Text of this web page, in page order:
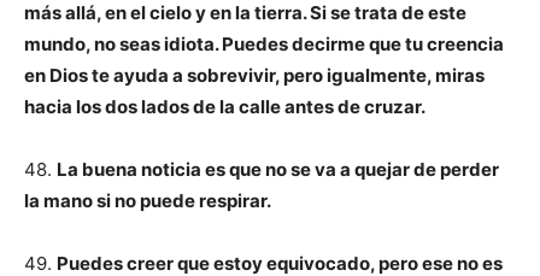
más allá, en el cielo y en la tierra. Si se trata de este
mundo, no seas idiota. Puedes decirme que tu creencia
en Dios te ayuda a sobrevivir, pero igualmente, miras
hacia los dos lados de la calle antes de cruzar.
48. La buena noticia es que no se va a quejar de perder
la mano si no puede respirar.
49. Puedes creer que estoy equivocado, pero ese no es